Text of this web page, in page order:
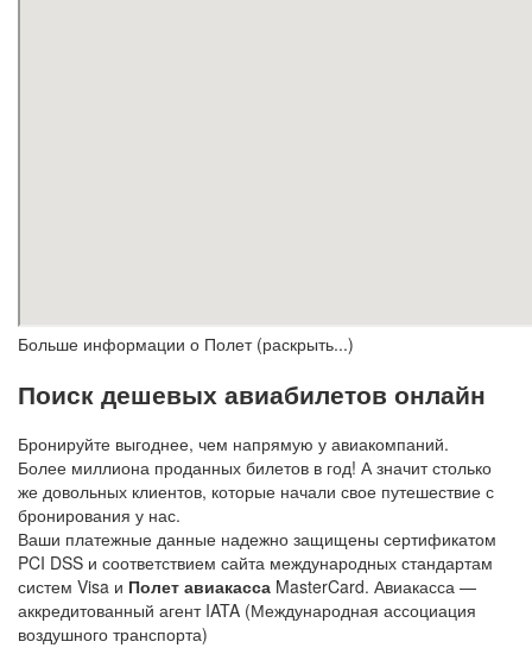
Больше информации о Полет (раскрыть...)
Поиск дешевых авиабилетов онлайн
Бронируйте выгоднее, чем напрямую у авиакомпаний.
Более миллиона проданных билетов в год! А значит столько
же довольных клиентов, которые начали свое путешествие с
бронирования у нас.
Ваши платежные данные надежно защищены сертификатом
PCI DSS и соответствием сайта международных стандартам
систем Visa и Полет авиакасса MasterCard. Авиакасса —
аккредитованный агент IATA (Международная ассоциация
воздушного транспорта)